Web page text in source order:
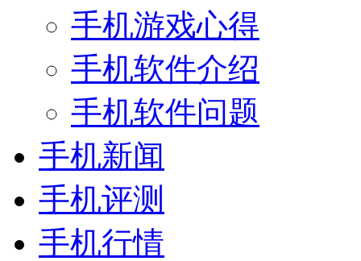
手机游戏心得
手机软件介绍
手机软件问题
手机新闻
手机评测
手机行情